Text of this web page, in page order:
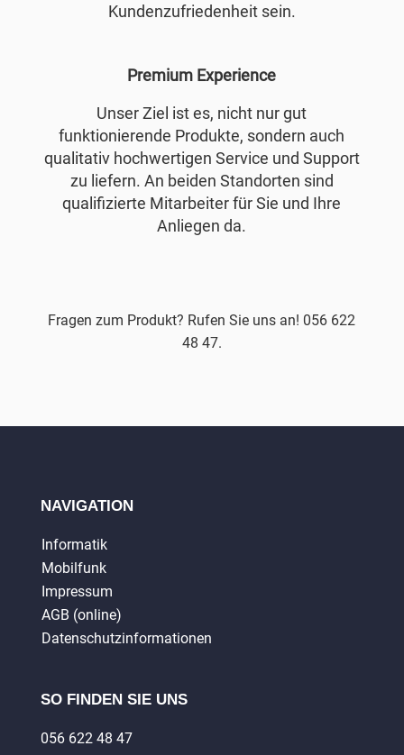
Kundenzufriedenheit sein.
Premium Experience
Unser Ziel ist es, nicht nur gut
funktionierende Produkte, sondern auch
qualitativ hochwertigen Service und Support
zu liefern. An beiden Standorten sind
qualifizierte Mitarbeiter für Sie und Ihre
Anliegen da.
Fragen zum Produkt? Rufen Sie uns an! 056 622
48 47.
NAVIGATION
Informatik
Mobilfunk
Impressum
AGB (online)
Datenschutzinformationen
SO FINDEN SIE UNS
056 622 48 47